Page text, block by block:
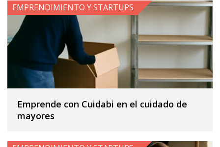
Emprende con Cuidabi en el cuidado de
mayores
EMPRENDIMIENTO Y STARTUPS